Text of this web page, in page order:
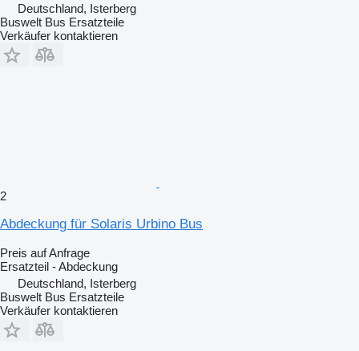
Deutschland, Isterberg
Buswelt Bus Ersatzteile
Verkäufer kontaktieren
2
Abdeckung für Solaris Urbino Bus
Preis auf Anfrage
Ersatzteil - Abdeckung
Deutschland, Isterberg
Buswelt Bus Ersatzteile
Verkäufer kontaktieren